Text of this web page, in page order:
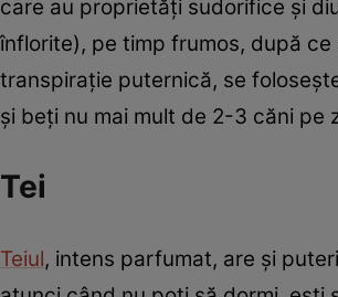
care au proprietăţi sudorifice şi
înflorite), pe timp frumos, după
transpiraţie puternică, se
şi beţi nu mai mult de 2-3 căni pe
Tei
Teiul, intens parfumat, are şi